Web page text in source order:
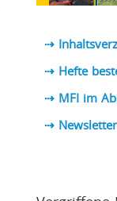
⇢
⇢ Hefte
⇢ MFI im
⇢ Newsletter